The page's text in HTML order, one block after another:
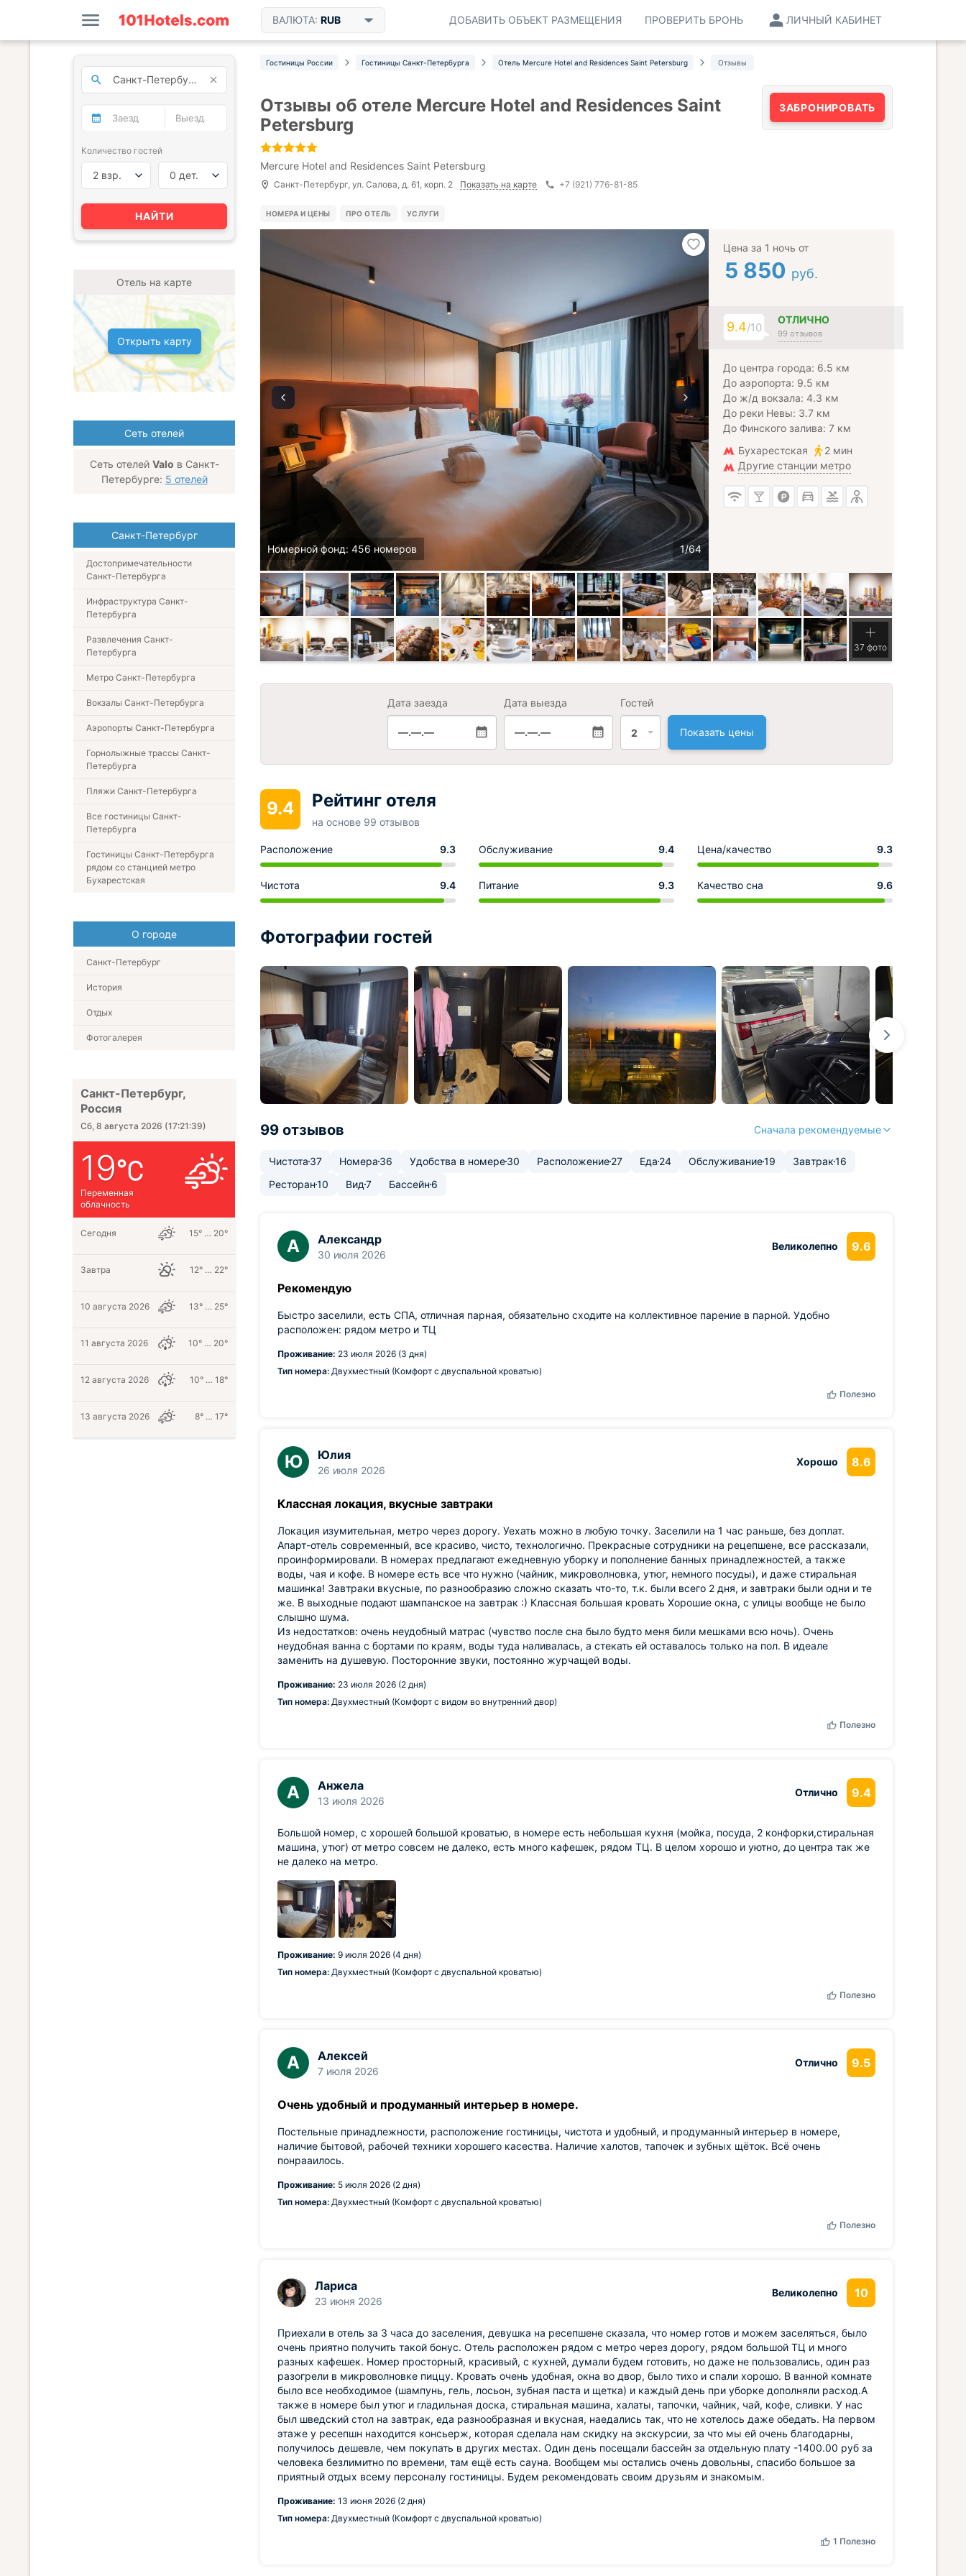
ВАЛЮТА: RUB ЛИЧНЫЙ КАБИНЕТ
ПРОВЕРИТЬ БРОНЬ
ДОБАВИТЬ ОБЪЕКТ РАЗМЕЩЕНИЯ
Гостиницы России Гостиницы Санкт-Петербурга Отель Mercure Hotel and Residences Saint Petersburg Отзывы
Отзывы об отеле Mercure Hotel and Residences Saint
Petersburg
Mercure Hotel and Residences Saint Petersburg
Санкт-Петербург, ул. Салова, д. 61, корп. 2 Показать на карте +7 (921) 776-81-85
ЗАБРОНИРОВАТЬ
НОМЕРА И ЦЕНЫ ПРО ОТЕЛЬ УСЛУГИ
Номерной фонд: 456 номеров
Цена за 1 ночь от
5 850 руб.
9.4/10
ОТЛИЧНО
99 отзывов
До центра города: 6.5 км
До аэропорта: 9.5 км
До ж/д вокзала: 4.3 км
До реки Невы: 3.7 км
До Финского залива: 7 км
Бухарестская
2 мин
Другие станции метро
37 фото
Дата заезда
—.—.—
Дата выезда
—.—.—
Гостей
2 Показать цены
9.4 Рейтинг отеля
на основе 99 отзывов
Расположение 9.3 Обслуживание 9.4 Цена/качество 9.3
Чистота 9.4 Питание 9.3 Качество сна 9.6
Фотографии гостей
99 отзывов Сначала рекомендуемые
Чистота 37 Номера 36 Удобства в номере30 Расположение27 Еда 24 Обслуживание19 Завтрак16
Ресторан10 Вид7 Бассейн 6
А Александр
30 июля 2026
Великолепно 9.6
Рекомендую
Быстро заселили, есть СПА, отличная парная, обязательно сходите на коллективное парение в парной. Удобно
расположен: рядом метро и ТЦ
Проживание: 23 июля 2026 (3 дня)
Тип номера: Двухместный (Комфорт с двуспальной кроватью)
Полезно
Ю Юлия
26 июля 2026
Хорошо 8.6
Классная локация, вкусные завтраки
Локация изумительная, метро через дорогу. Уехать можно в любую точку. Заселили на 1 час раньше, без доплат.
Апарт-отель современный, все красиво, чисто, технологично. Прекрасные сотрудники на рецепшене, все рассказали,
проинформировали. В номерах предлагают ежедневную уборку и пополнение банных принадлежностей, а также
воды, чая и кофе. В номере есть все что нужно (чайник, микроволновка, утюг, немного посуды), и даже стиральная
машинка! Завтраки вкусные, по разнообразию сложно сказать что-то, т.к. были всего 2 дня, и завтраки были одни и те
же. В выходные подают шампанское на завтрак :) Классная большая кровать Хорошие окна, с улицы вообще не было
слышно шума.
Из недостатков: очень неудобный матрас (чувство после сна было будто меня били мешками всю ночь). Очень
неудобная ванна с бортами по краям, воды туда наливалась, а стекать ей оставалось только на пол. В идеале
заменить на душевую. Посторонние звуки, постоянно журчащей воды.
Проживание: 23 июля 2026 (2 дня)
Тип номера: Двухместный (Комфорт с видом во внутренний двор)
Полезно
А Анжела
13 июля 2026
Отлично 9.4
Большой номер, с хорошей большой кроватью, в номере есть небольшая кухня (мойка, посуда, 2 конфорки,стиральная
машина, утюг) от метро совсем не далеко, есть много кафешек, рядом ТЦ. В целом хорошо и уютно, до центра так же
не далеко на метро.
Проживание: 9 июля 2026 (4 дня)
Тип номера: Двухместный (Комфорт с двуспальной кроватью)
Полезно
А Алексей
7 июля 2026
Отлично 9.5
Очень удобный и продуманный интерьер в номере.
Постельные принадлежности, расположение гостиницы, чистота и удобный, и продуманный интерьер в номере,
наличие бытовой, рабочей техники хорошего касества. Наличие халотов, тапочек и зубных щёток. Всё очень
понрааилось.
Проживание: 5 июля 2026 (2 дня)
Тип номера: Двухместный (Комфорт с двуспальной кроватью)
Полезно
Лариса
23 июня 2026
Великолепно 10
Приехали в отель за 3 часа до заселения, девушка на ресепшене сказала, что номер готов и можем заселяться, было
очень приятно получить такой бонус. Отель расположен рядом с метро через дорогу, рядом большой ТЦ и много
разных кафешек. Номер просторный, красивый, с кухней, думали будем готовить, но даже не пользовались, один раз
разогрели в микроволновке пиццу. Кровать очень удобная, окна во двор, было тихо и спали хорошо. В ванной комнате
было все необходимое (шампунь, гель, лосьон, зубная паста и щетка) и каждый день при уборке дополняли расход.А
также в номере был утюг и гладильная доска, стиральная машина, халаты, тапочки, чайник, чай, кофе, сливки. У нас
был шведский стол на завтрак, еда разнообразная и вкусная, наедались так, что не хотелось даже обедать. На первом
этаже у ресепшн находится консьерж, которая сделала нам скидку на экскурсии, за что мы ей очень благодарны,
получилось дешевле, чем покупать в других местах. Один день посещали бассейн за отдельную плату -1400.00 руб за
человека безлимитно по времени, там ещё есть сауна. Вообщем мы остались очень довольны, спасибо большое за
приятный отдых всему персоналу гостиницы. Будем рекомендовать своим друзьям и знакомым.
Проживание: 13 июня 2026 (2 дня)
Тип номера: Двухместный (Комфорт с двуспальной кроватью)
1 Полезно
Количество гостей
2 взр. 0 дет.
НАЙТИ
Отель на карте
Открыть карту
Сеть отелей
Сеть отелей Valo в Санкт-
Петербурге: 5 отелей
Санкт-Петербург
Достопримечательности
Санкт-Петербурга
Инфраструктура Санкт-
Петербурга
Развлечения Санкт-
Петербурга
Метро Санкт-Петербурга
Вокзалы Санкт-Петербурга
Аэропорты Санкт-Петербурга
Горнолыжные трассы Санкт-
Петербурга
Пляжи Санкт-Петербурга
Все гостиницы Санкт-
Петербурга
Гостиницы Санкт-Петербурга
рядом со станцией метро
Бухарестская
О городе
Санкт-Петербург
История
Отдых
Фотогалерея
Санкт-Петербург,
Россия
Сб, 8 августа 2026 (17:21:40)
19
Переменная
облачность
Сегодня 15° … 20°
Завтра 12° … 22°
10 августа 2026 13° … 25°
11 августа 2026 10° … 20°
12 августа 2026 10° … 18°
13 августа 2026 8° … 17°